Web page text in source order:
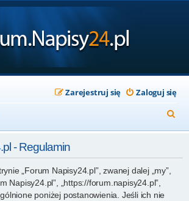
Zaloguj się
Zarejestruj się
z
- Regulamin
„Forum Napisy24.pl”, zwanej dalej „my”,
Napisy24.pl”, „https://forum.napisy24.pl”,
poniżej postanowienia. Jeśli ich nie